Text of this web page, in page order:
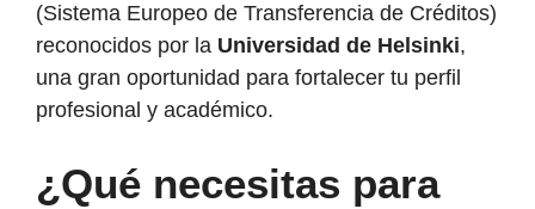
(Sistema Europeo de Transferencia de Créditos)
reconocidos por la Universidad de Helsinki,
una gran oportunidad para fortalecer tu perfil
profesional y académico.
¿Qué necesitas para